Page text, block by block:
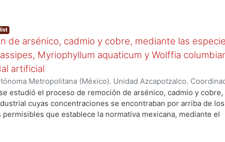
de arsénico, cadmio y cobre, mediante las
Myriophyllum aquaticum y Wolffia
artificial
Metropolitana (México). Unidad Azcapotzalco.
,2020-01)Islas Olvera, Jessica
estudió el proceso de remoción de arsénico, cadmio y cobre,
cuyas concentraciones se encontraban por arriba de los
permisibles que establece la normativa mexicana, mediante el